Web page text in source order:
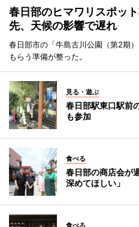
春日部のヒマワリスポッ
先、天候の影響で遅れ
春日部市の「牛島古川公園（第2期
もらう準備が整った。
見る・遊ぶ
春日部駅東口駅前
も参加
食べる
春日部の商店会が
深めてほしい」
食べる